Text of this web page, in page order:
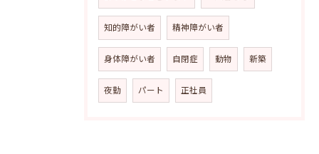
知的障がい者 精神障がい者
身体障がい者 自閉症 動物 新築
夜勤 パート 正社員